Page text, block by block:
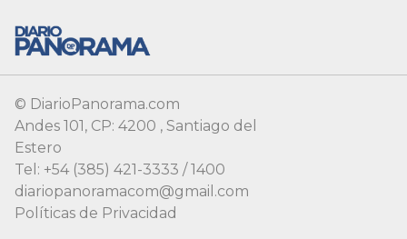
© DiarioPanorama.com
Andes 101, CP: 4200 , Santiago del
Estero
Tel: +54 (385) 421-3333 / 1400
diariopanoramacom@gmail.com
Políticas de Privacidad